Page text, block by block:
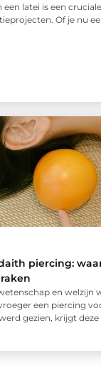
een latei is een
Of je nu
piercing:
en welzijn
een piercing
gezien, krijgt deze